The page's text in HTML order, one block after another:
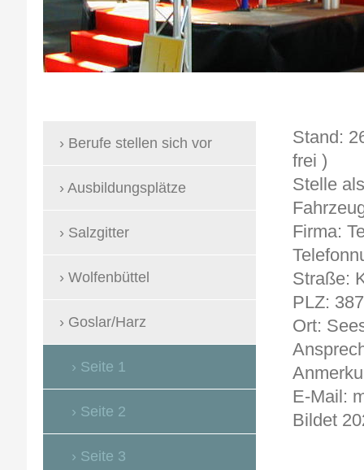
frei )
Stelle
Firma:
Straße:
PLZ:
Ort:
E-Mail:
Bildet
Berufe stellen sich vor
Ausbildungsplätze
Salzgitter
Wolfenbüttel
Goslar/Harz
Seite 1
Seite 2
Seite 3